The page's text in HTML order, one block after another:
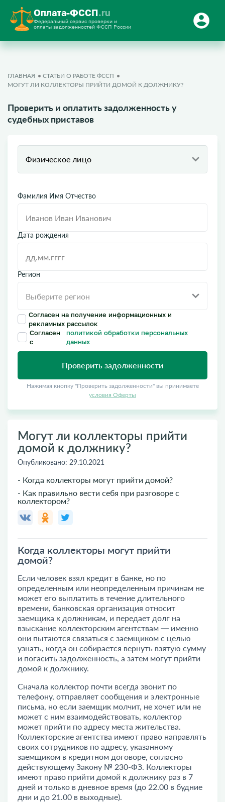
Оплата-ФССП.ru
Федеральный сервис проверки и
оплаты задолженностей ФССП России
ГЛАВНАЯ
СТАТЬИ О РАБОТЕ ФССП
МОГУТ ЛИ КОЛЛЕКТОРЫ ПРИЙТИ ДОМОЙ К ДОЛЖНИКУ?
Проверить и оплатить задолженность у
судебных приставов
Физическое лицо
Фамилия Имя Отчество
Дата рождения
Регион
Согласен на получение информационных и
рекламных рассылок
Согласен
с
политикой обработки персональных
данных
Проверить задолженности
Нажимая кнопку "Проверить задолженности" вы принимаете
условия Оферты
Могут ли коллекторы прийти
домой к должнику?
Опубликовано: 29.10.2021
- Когда коллекторы могут прийти домой?
- Как правильно вести себя при разговоре с
коллектором?
Когда коллекторы могут прийти
домой?
Если человек взял кредит в банке, но по
определенным или неопределенным причинам не
может его выплатить в течение длительного
времени, банковская организация относит
заемщика к должникам, и передает долг на
взыскание коллекторским агентствам — именно
они пытаются связаться с заемщиком с целью
узнать, когда он собирается вернуть взятую сумму
и погасить задолженность, а затем могут прийти
домой к должнику.
Сначала коллектор почти всегда звонит по
телефону, отправляет сообщения и электронные
письма, но если заемщик молчит, не хочет или не
может с ним взаимодействовать, коллектор
может прийти по адресу места жительства.
Коллекторские агентства имеют право направлять
своих сотрудников по адресу, указанному
заемщиком в кредитном договоре, согласно
действующему Закону № 230-ФЗ. Коллекторы
имеют право прийти домой к должнику раз в 7
дней и только в дневное время (до 22.00 в будние
дни и до 21.00 в выходные).